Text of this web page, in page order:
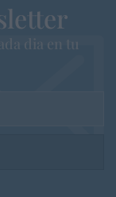
dia en tu